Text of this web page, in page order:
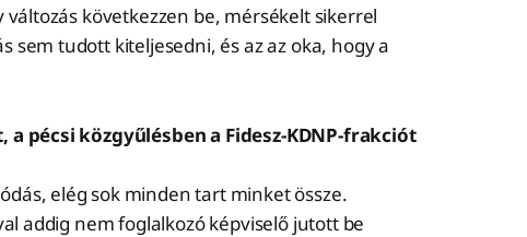
következzen be, mérsékelt sikerrel
tudott kiteljesedni, és az az oka, hogy a
pécsi közgyűlésben a Fidesz-KDNP-frakciót
elég sok minden tart minket össze.
addig nem foglalkozó képviselő jutott be